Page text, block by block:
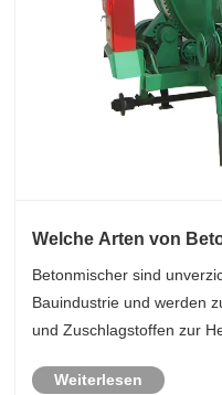
Welche Arten von
Betonmischer sind
Bauindustrie und werden
und Zuschlagstoffen zur
Weiterlesen